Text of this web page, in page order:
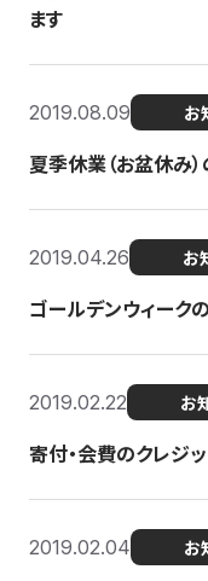
ます
2019.08.09 お
夏季休業（お盆休み
2019.04.26 お
ゴールデンウィーク
2019.02.22 お
寄付・会費のクレジ
2019.02.04 お